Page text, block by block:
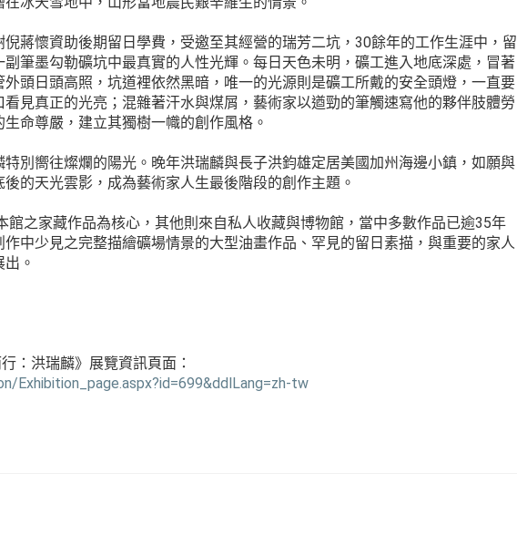
蔣懷資助後期留日學費，受邀至其經營的瑞芳二坑，30餘年的工作生涯中，留
筆墨勾勒礦坑中最真實的人性光輝。每日天色未明，礦工進入地底深處，冒著
頭日頭高照，坑道裡依然黑暗，唯一的光源則是礦工所戴的安全頭燈，一直要
見真正的光亮；混雜著汗水與煤屑，藝術家以遒勁的筆觸速寫他的夥伴肢體勞
命尊嚴，建立其獨樹一幟的創作風格。
別嚮往燦爛的陽光。晚年洪瑞麟與長子洪鈞雄定居美國加州海邊小鎮，如願與
的天光雲影，成為藝術家人生最後階段的創作主題。
館之家藏作品為核心，其他則來自私人收藏與博物館，當中多數作品已逾35年
中少見之完整描繪礦場情景的大型油畫作品、罕見的留日素描，與重要的家人
。
：洪瑞麟》展覽資訊頁面：
Exhibition_page.aspx?id=699&ddlLang=zh-tw